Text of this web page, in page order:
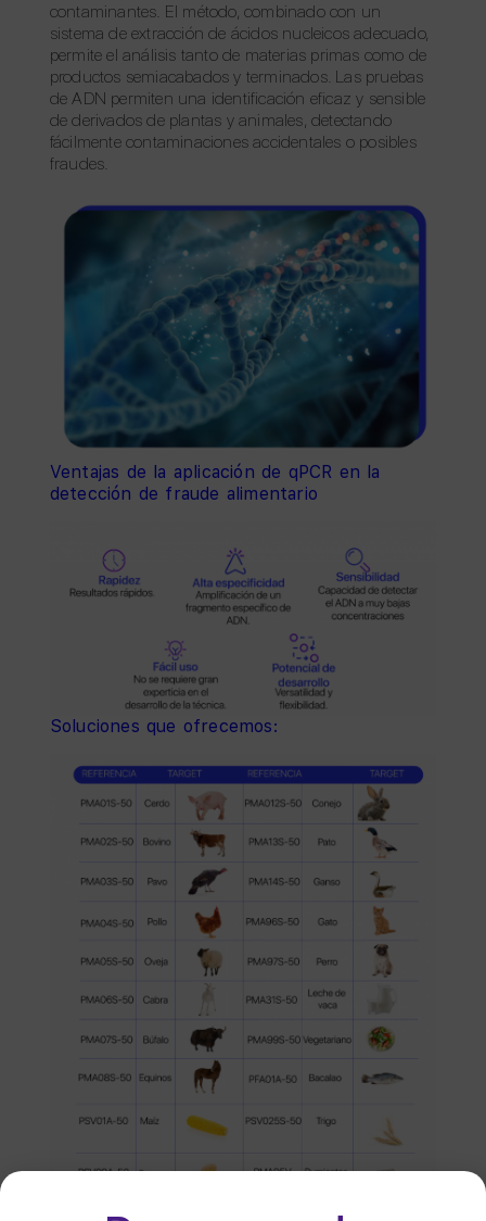
contaminantes. El método, combinado con un
sistema de extracción de ácidos nucleicos adecuado,
permite el análisis tanto de materias primas como de
productos semiacabados y terminados. Las pruebas
de ADN permiten una identificación eficaz y sensible
de derivados de plantas y animales, detectando
fácilmente contaminaciones accidentales o posibles
fraudes.
Ventajas de la aplicación de qPCR en la
detección de fraude alimentario
Soluciones que ofrecemos: